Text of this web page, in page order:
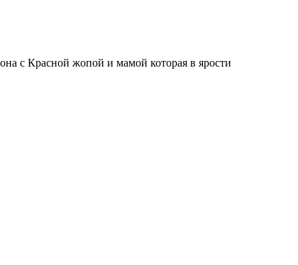
с Красной жопой и мамой которая в ярости